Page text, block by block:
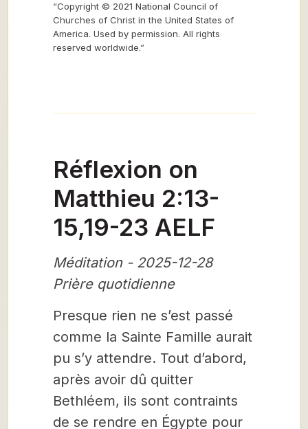
“Copyright © 2021 National Council of
Churches of Christ in the United States of
America. Used by permission. All rights
reserved worldwide.”
Réflexion on
Matthieu 2:13-
15,19-23 AELF
Méditation - 2025-12-28
Prière quotidienne
Presque rien ne s’est passé
comme la Sainte Famille aurait
pu s’y attendre. Tout d’abord,
après avoir dû quitter
Bethléem, ils sont contraints
de se rendre en Égypte pour